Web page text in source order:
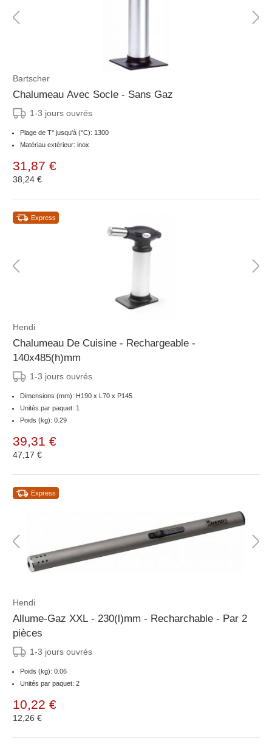
Bartscher
Chalumeau Avec Socle - Sans Gaz
1-3 jours ouvrés
Plage de T° jusqu'à (°C): 1300
Matériau extérieur: inox
31,87 €
38,24 €
Express
Hendi
Chalumeau De Cuisine - Rechargeable -
140x485(h)mm
1-3 jours ouvrés
Dimensions (mm): H190 x L70 x P145
Unités par paquet: 1
Poids (kg): 0.29
39,31 €
47,17 €
Express
Hendi
Allume-Gaz XXL - 230(l)mm - Recharchable - Par 2
pièces
1-3 jours ouvrés
Poids (kg): 0.06
Unités par paquet: 2
10,22 €
12,26 €